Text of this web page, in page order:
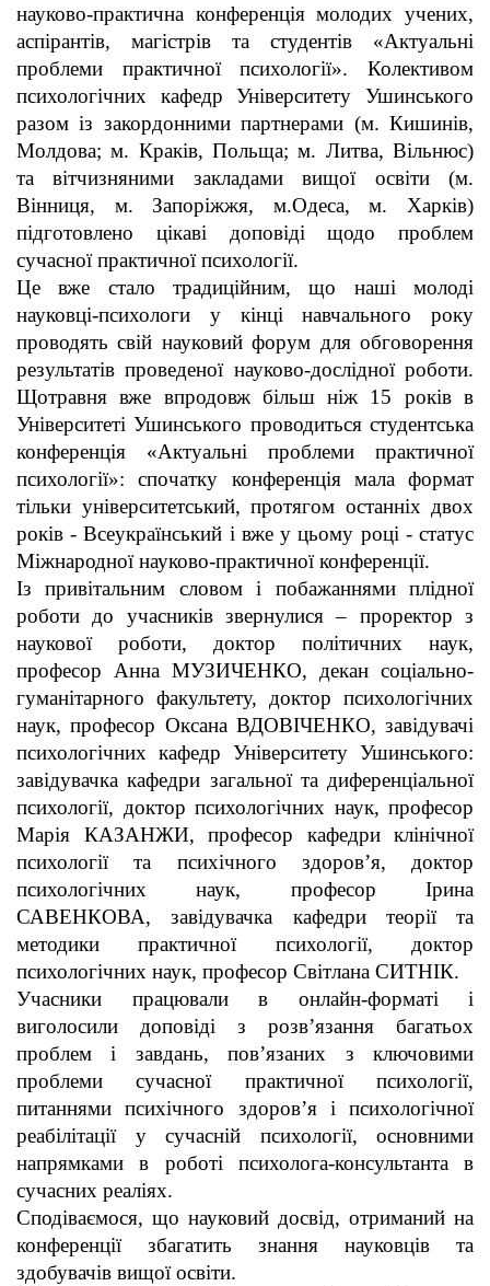
науково-практична конференція молодих учених,
аспірантів, магістрів та студентів «Актуальні
проблеми практичної психології». Колективом
психологічних кафедр Університету Ушинського
разом із закордонними партнерами (м. Кишинів,
Молдова; м. Краків, Польща; м. Литва, Вільнюс)
та вітчизняними закладами вищої освіти (м.
Вінниця, м. Запоріжжя, м.Одеса, м. Харків)
підготовлено цікаві доповіді щодо проблем
сучасної практичної психології.
Це вже стало традиційним, що наші молоді
науковці-психологи у кінці навчального року
проводять свій науковий форум для обговорення
результатів проведеної науково-дослідної роботи.
Щотравня вже впродовж більш ніж 15 років в
Університеті Ушинського проводиться студентська
конференція «Актуальні проблеми практичної
психології»: спочатку конференція мала формат
тільки університетський, протягом останніх двох
років - Всеукраїнський і вже у цьому році - статус
Міжнародної науково-практичної конференції.
Із привітальним словом і побажаннями плідної
роботи до учасників звернулися – проректор з
наукової роботи, доктор політичних наук,
професор Анна МУЗИЧЕНКО, декан соціально-
гуманітарного факультету, доктор психологічних
наук, професор Оксана ВДОВІЧЕНКО, завідувачі
психологічних кафедр Університету Ушинського:
завідувачка кафедри загальної та диференціальної
психології, доктор психологічних наук, професор
Марія КАЗАНЖИ, професор кафедри клінічної
психології та психічного здоров’я, доктор
психологічних наук, професор Ірина
САВЕНКОВА, завідувачка кафедри теорії та
методики практичної психології, доктор
психологічних наук, професор Світлана СИТНІК.
Учасники працювали в онлайн-форматі і
виголосили доповіді з розв’язання багатьох
проблем і завдань, пов’язаних з ключовими
проблеми сучасної практичної психології,
питаннями психічного здоров’я і психологічної
реабілітації у сучасній психології, основними
напрямками в роботі психолога-консультанта в
сучасних реаліях.
Сподіваємося, що науковий досвід, отриманий на
конференції збагатить знання науковців та
здобувачів вищої освіти.